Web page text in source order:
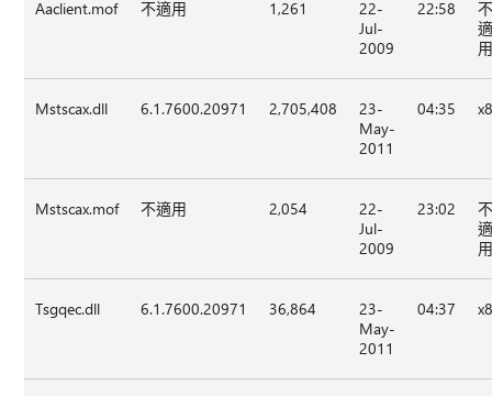
Aaclient.mof 不適用 1,261
22-
Jul-
2009
22:58
Mstscax.dll 6.1.7600.20971 2,705,408
23-
May-
2011
04:35
Mstscax.mof 不適用 2,054
22-
Jul-
2009
23:02
Tsgqec.dll 6.1.7600.20971 36,864
23-
May-
2011
04:37